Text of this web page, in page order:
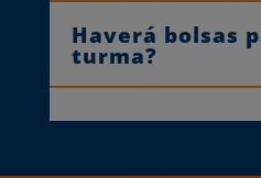
Haverá bolsas
turma?